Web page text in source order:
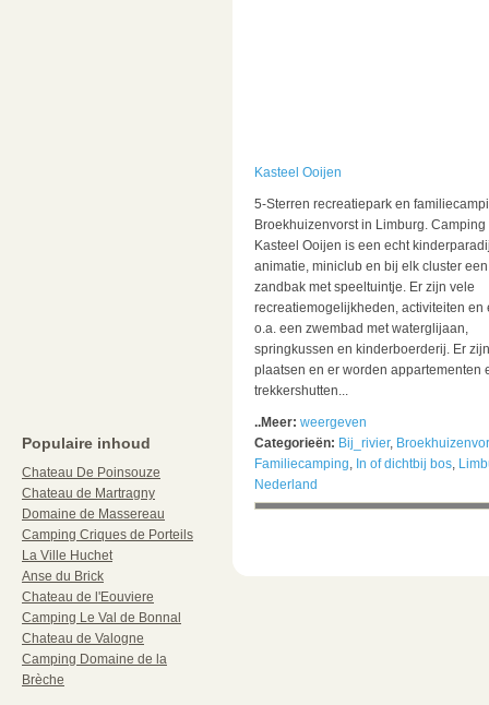
Populaire inhoud
Chateau De Poinsouze
Chateau de Martragny
Domaine de Massereau
Camping Criques de Porteils
La Ville Huchet
Anse du Brick
Chateau de l'Eouviere
Camping Le Val de Bonnal
Chateau de Valogne
Camping Domaine de la
Brèche
Kasteel Ooijen
5-Sterren recreatiepark en
Broekhuizenvorst in Limburg. Camping
Kasteel Ooijen is een echt
animatie, miniclub en bij elk cluster een
zandbak met speeltuintje. Er zijn vele
recreatiemogelijkheden, activiteiten en
o.a. een zwembad met waterglijaan,
springkussen en kinderboerderij. Er
plaatsen en er worden appartementen
trekkershutten...
..Meer: weergeven
Categorieën: Bij_rivier,
Familiecamping, In of dichtbij bos,
Nederland